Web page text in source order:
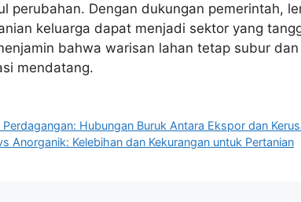
perubahan. Dengan dukungan pemerintah,
keluarga dapat menjadi sektor yang
bahwa warisan lahan tetap subur
mendatang.
Hubungan Buruk Antara Ekspor dan
Anorganik: Kelebihan dan Kekurangan untuk Pertanian